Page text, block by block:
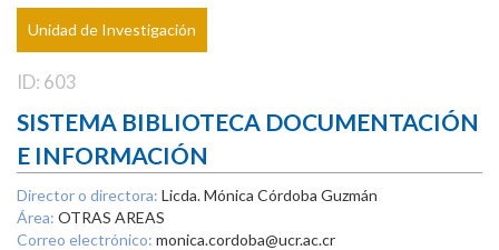
Unidad de Investigación
ID: 603
SISTEMA BIBLIOTECA DOCUMENTACIÓN
E INFORMACIÓN
Director o directora: Licda. Mónica Córdoba Guzmán
Área: OTRAS AREAS
Correo electrónico: monica.cordoba@ucr.ac.cr